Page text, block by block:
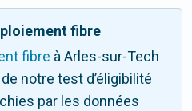
fibre
fibre à Arles-sur-Tech
notre test d’éligibilité
par les données